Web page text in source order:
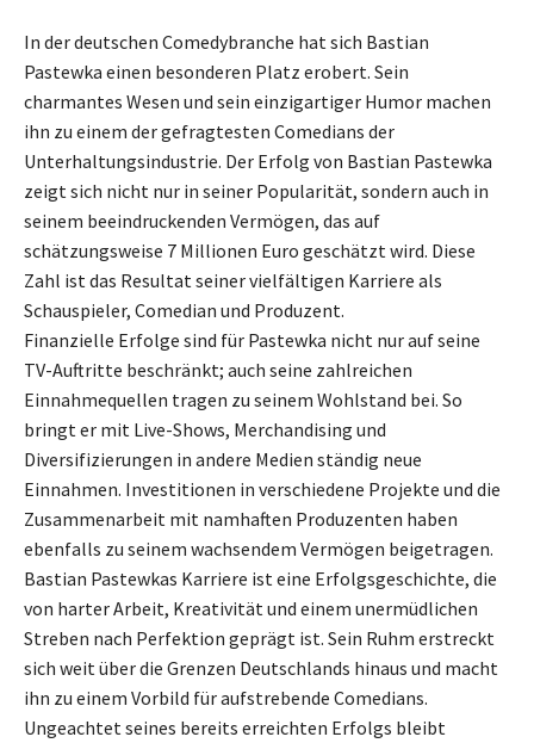
In der deutschen Comedybranche hat sich Bastian
Pastewka einen besonderen Platz erobert. Sein
charmantes Wesen und sein einzigartiger Humor machen
ihn zu einem der gefragtesten Comedians der
Unterhaltungsindustrie. Der Erfolg von Bastian Pastewka
zeigt sich nicht nur in seiner Popularität, sondern auch in
seinem beeindruckenden Vermögen, das auf
schätzungsweise 7 Millionen Euro geschätzt wird. Diese
Zahl ist das Resultat seiner vielfältigen Karriere als
Schauspieler, Comedian und Produzent.
Finanzielle Erfolge sind für Pastewka nicht nur auf seine
TV-Auftritte beschränkt; auch seine zahlreichen
Einnahmequellen tragen zu seinem Wohlstand bei. So
bringt er mit Live-Shows, Merchandising und
Diversifizierungen in andere Medien ständig neue
Einnahmen. Investitionen in verschiedene Projekte und die
Zusammenarbeit mit namhaften Produzenten haben
ebenfalls zu seinem wachsendem Vermögen beigetragen.
Bastian Pastewkas Karriere ist eine Erfolgsgeschichte, die
von harter Arbeit, Kreativität und einem unermüdlichen
Streben nach Perfektion geprägt ist. Sein Ruhm erstreckt
sich weit über die Grenzen Deutschlands hinaus und macht
ihn zu einem Vorbild für aufstrebende Comedians.
Ungeachtet seines bereits erreichten Erfolgs bleibt